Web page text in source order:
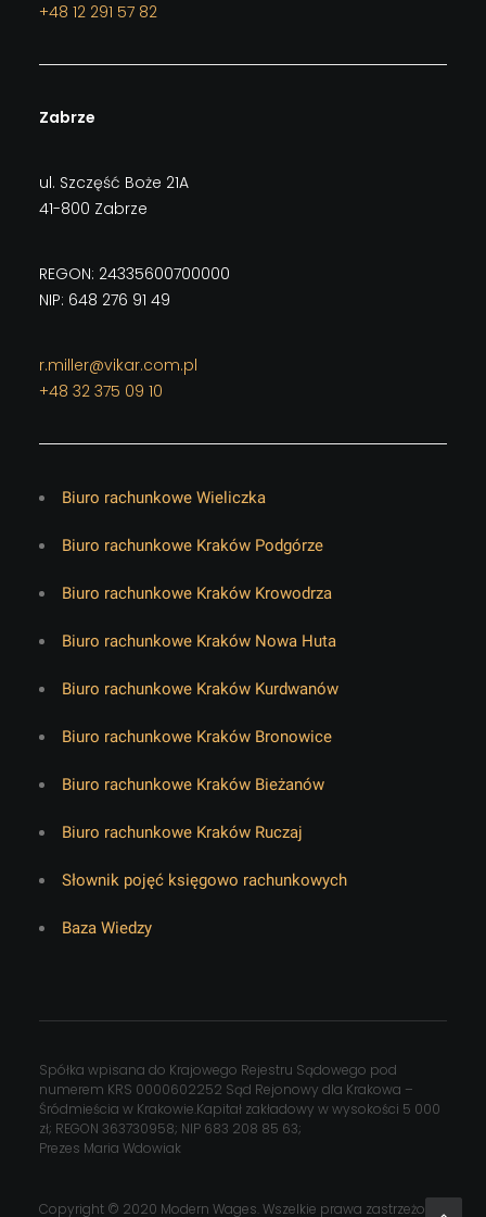
+48 12 291 57 82
Zabrze
ul. Szczęść Boże 21A
41-800 Zabrze
REGON: 24335600700000
NIP: 648 276 91 49
r.miller@vikar.com.pl
+48 32 375 09 10
Biuro rachunkowe Wieliczka
Biuro rachunkowe Kraków Podgórze
Biuro rachunkowe Kraków Krowodrza
Biuro rachunkowe Kraków Nowa Huta
Biuro rachunkowe Kraków Kurdwanów
Biuro rachunkowe Kraków Bronowice
Biuro rachunkowe Kraków Bieżanów
Biuro rachunkowe Kraków Ruczaj
Słownik pojęć księgowo rachunkowych
Baza Wiedzy
Spółka wpisana do Krajowego Rejestru Sądowego pod
numerem KRS 0000602252 Sąd Rejonowy dla Krakowa –
Śródmieścia w Krakowie.Kapitał zakładowy w wysokości 5 000
zł; REGON 363730958; NIP 683 208 85 63;
Prezes Maria Wdowiak
Copyright © 2020 Modern Wages. Wszelkie prawa zastrzeżone